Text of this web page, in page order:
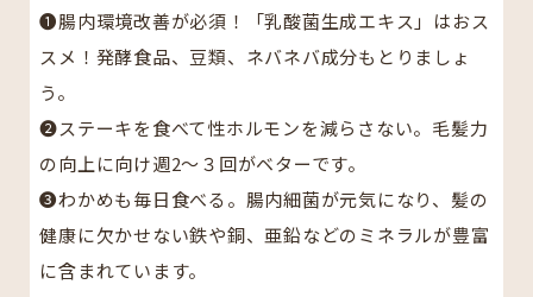
❶腸内環境改善が必須！「乳酸菌生成エキス」はおス
スメ！発酵食品、豆類、ネバネバ成分もとりましょ
う。
❷ステーキを食べて性ホルモンを減らさない。毛髪力
の向上に向け週2〜３回がベターです。
❸わかめも毎日食べる。腸内細菌が元気になり、髪の
健康に欠かせない鉄や銅、亜鉛などのミネラルが豊富
に含まれています。